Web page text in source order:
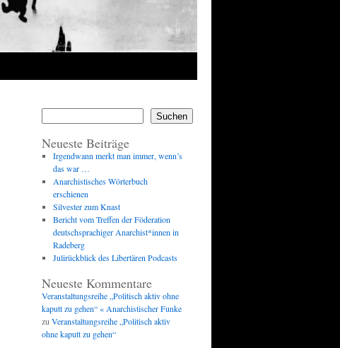
Suchen
Neueste Beiträge
Irgendwann merkt man immer, wenn’s
das war …
Anarchistisches Wörterbuch
erschienen
Silvester zum Knast
Bericht vom Treffen der Föderation
deutschsprachiger Anarchist*innen in
Radeberg
Julirückblick des Libertären Podcasts
Neueste Kommentare
Veranstaltungsreihe „Politisch aktiv ohne
kaputt zu gehen“ « Anarchistischer Funke
zu Veranstaltungsreihe „Politisch aktiv
ohne kaputt zu gehen“